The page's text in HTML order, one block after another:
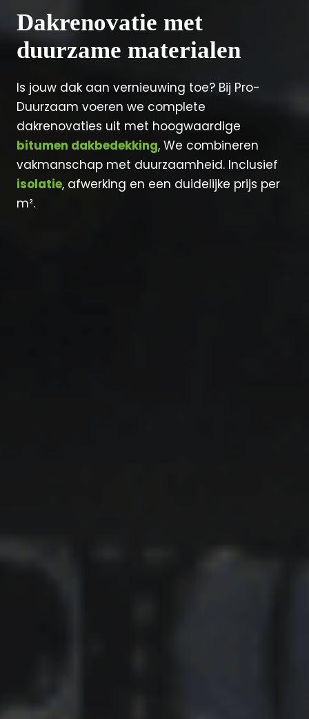
Dakrenovatie met
duurzame materialen
Is jouw dak aan vernieuwing toe? Bij Pro-
Duurzaam voeren we complete
dakrenovaties uit met hoogwaardige
bitumen dakbedekking, We combineren
vakmanschap met duurzaamheid. Inclusief
isolatie, afwerking en een duidelijke prijs per
m².